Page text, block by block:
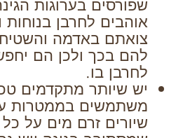
שפורסים בערוגות
אוהבים לחרבן
צואתם באדמה
להם בכך ולכן הם
לחרבן בו.
יש שיותר מתקדמים
משתמשים בממטרות
שיורים זרם מים על